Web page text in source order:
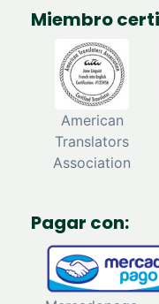
Miembro
American
Translators
Association
Pagar con: